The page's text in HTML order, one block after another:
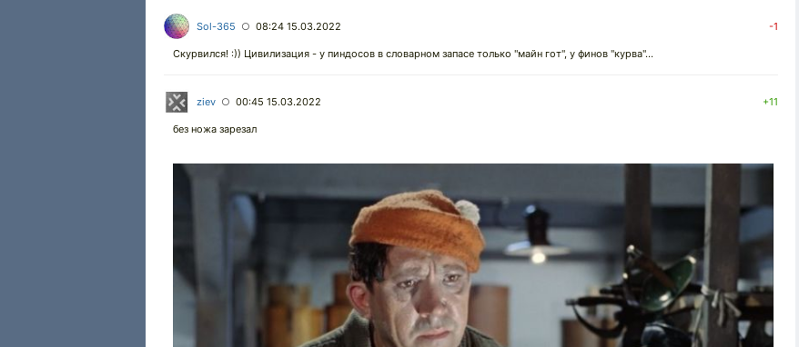
Sol-365 ○ 08:24 15.03.2022 -1
Скурвился! :)) Цивилизация - у пиндосов в словарном запасе только "майн гот", у финов "курва"...
ziev ○ 00:45 15.03.2022 +11
без ножа зарезал